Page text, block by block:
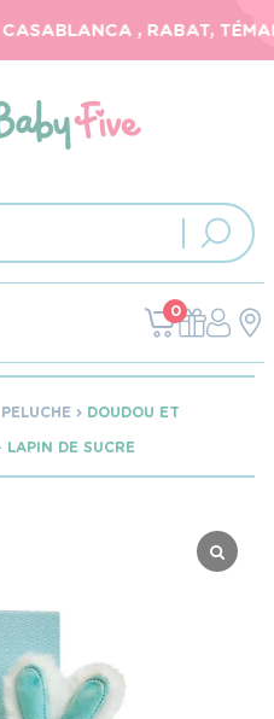
, RABAT,
0
PELUCHE
DOUDOU ET
LAPIN DE SUCRE